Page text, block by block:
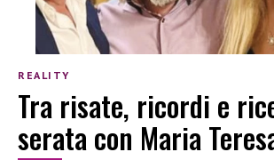
REALITY
Tra risate, ricordi e
serata con Maria